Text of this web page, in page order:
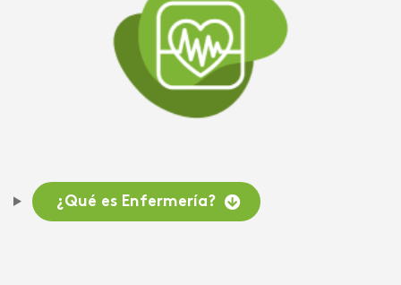
¿Qué es Enfermería?